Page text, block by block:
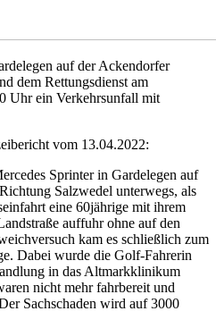
auf der Ackendorfer
dem Rettungsdienst am
Uhr ein Verkehrsunfall mit
vom 13.04.2022:
Sprinter in Gardelegen auf
Salzwedel unterwegs, als
eine 60jährige mit ihrem
auffuhr ohne auf den
kam es schließlich zum
Dabei wurde die Golf-Fahrerin
in das Altmarkklinikum
nicht mehr fahrbereit und
Sachschaden wird auf 3000